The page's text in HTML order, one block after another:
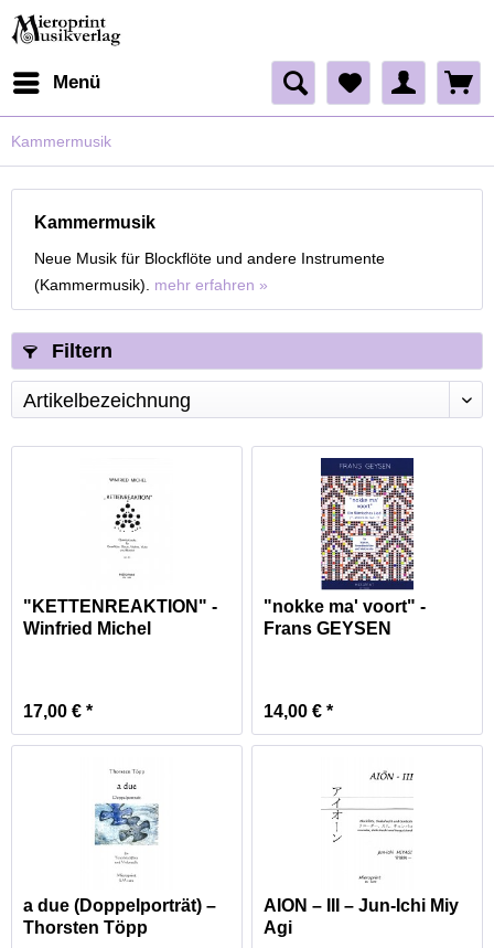
Menü
Kammermusik
Kammermusik
Neue Musik für Blockflöte und andere Instrumente
(Kammermusik). mehr erfahren »
Filtern
"KETTENREAKTION" -
Winfried Michel
17,00 € *
"nokke ma' voort" -
Frans GEYSEN
14,00 € *
a due (Doppelporträt) –
Thorsten Töpp
AION – III – Jun-Ichi Miy
Agi